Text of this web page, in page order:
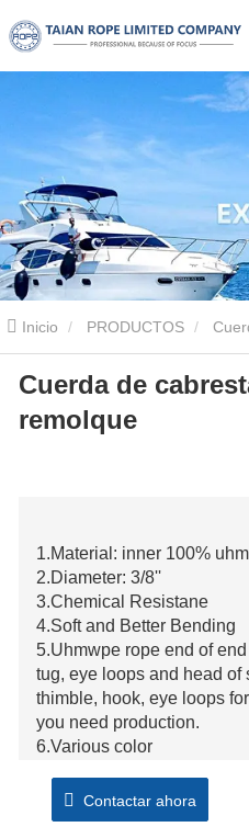
Inicio PRODUCTOS
cabrestante Cuerda de
Cuerda de
remolque
1.Material: inner 100%
2.Diameter: 3/8''
3.Chemical Resistane
4.Soft and Better Bending
5.Uhmwpe rope end of
tug, eye loops and head of
thimble, hook, eye loops
you need production.
6.Various color
Contactar ahora